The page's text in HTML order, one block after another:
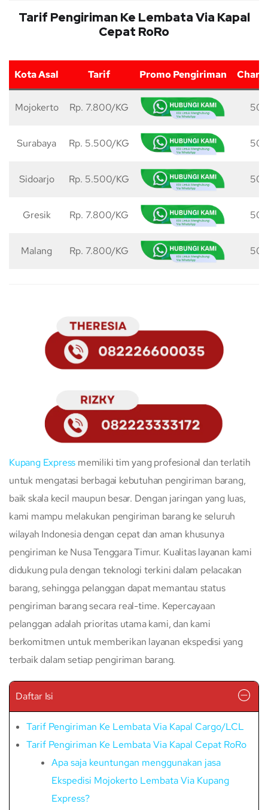
Tarif Pengiriman Ke Lembata Via Kapal
Cepat RoRo
Kota Asal Tarif Promo Pengiriman
Mojokerto Rp. 7.800/KG 50
Surabaya Rp. 5.500/KG 50
Sidoarjo Rp. 5.500/KG 50
Gresik Rp. 7.800/KG 50
Malang Rp. 7.800/KG 50
Kupang Express memiliki tim yang profesional dan terlatih
untuk mengatasi berbagai kebutuhan pengiriman barang,
baik skala kecil maupun besar. Dengan jaringan yang luas,
kami mampu melakukan pengiriman barang ke seluruh
wilayah Indonesia dengan cepat dan aman khusunya
pengiriman ke Nusa Tenggara Timur. Kualitas layanan kami
didukung pula dengan teknologi terkini dalam pelacakan
barang, sehingga pelanggan dapat memantau status
pengiriman barang secara real-time. Kepercayaan
pelanggan adalah prioritas utama kami, dan kami
berkomitmen untuk memberikan layanan ekspedisi yang
terbaik dalam setiap pengiriman barang.
Daftar Isi
Tarif Pengiriman Ke Lembata Via Kapal Cargo/LCL
Tarif Pengiriman Ke Lembata Via Kapal Cepat RoRo
Apa saja keuntungan menggunakan jasa
Ekspedisi Mojokerto Lembata Via Kupang
Express?